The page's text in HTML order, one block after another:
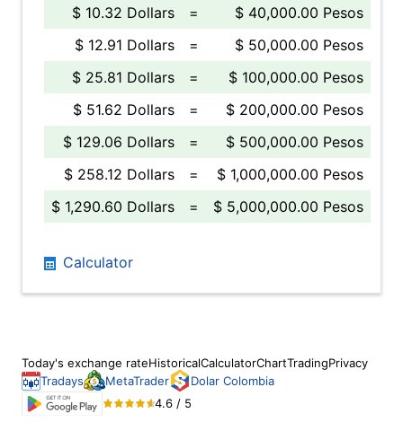
$ 10.32 Dollars
=
$ 40,000.00 Pesos
$ 12.91 Dollars
=
$ 50,000.00 Pesos
$ 25.81 Dollars
=
$ 100,000.00 Pesos
$ 51.62 Dollars
=
$ 200,000.00 Pesos
$ 129.06 Dollars
=
$ 500,000.00 Pesos
$ 258.12 Dollars
=
$ 1,000,000.00 Pesos
$ 1,290.60 Dollars
= $ 5,000,000.00 Pesos
Calculator
Today's exchange rateHistoricalCalculatorChartTradingPrivacy
Tradays
MetaTrader
Dolar Colombia
4.6 / 5